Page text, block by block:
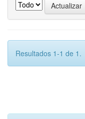
Resultados 1-1 de 1.